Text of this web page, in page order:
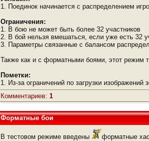
1. Поединок начинается с распределением
Ограничения:
1. В бою не может быть более 32 участников
2. В бой нельзя вмешаться, если уже есть 32
3. Параметры связанные с балансом
Также как и с форматными боями, этот режим
Пометки:
1. Из-за ограничений по загрузки
Комментариев:1
Форматные бои
В тестовом режиме введены
форматные